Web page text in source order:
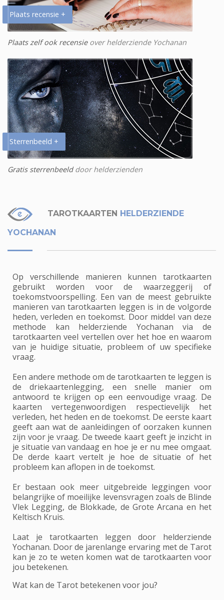
Plaats recensie +
Plaats zelf ook recensieover helderziende Yochanan
Sterrenbeeld +
Gratis sterrenbeelddoor helderzienden
TAROTKAARTEN HELDERZIENDE
YOCHANAN
Op verschillende manieren kunnen tarotkaarten
gebruikt worden voor de waarzeggerij of
toekomstvoorspelling. Een van de meest gebruikte
manieren van tarotkaarten leggen is in de volgorde
heden, verleden en toekomst. Door middel van deze
methode kan helderziende Yochanan via de
tarotkaarten veel vertellen over het hoe en waarom
van je huidige situatie, probleem of uw specifieke
vraag.
Een andere methode om de tarotkaarten te leggen is
de driekaartenlegging, een snelle manier om
antwoord te krijgen op een eenvoudige vraag. De
kaarten vertegenwoordigen respectievelijk het
verleden, het heden en de toekomst. De eerste kaart
geeft aan wat de aanleidingen of oorzaken kunnen
zijn voor je vraag. De tweede kaart geeft je inzicht in
je situatie van vandaag en hoe je er nu mee omgaat.
De derde kaart vertelt je hoe de situatie of het
probleem kan aflopen in de toekomst.
Er bestaan ook meer uitgebreide leggingen voor
belangrijke of moeilijke levensvragen zoals de Blinde
Vlek Legging, de Blokkade, de Grote Arcana en het
Keltisch Kruis.
Laat je tarotkaarten leggen door helderziende
Yochanan. Door de jarenlange ervaring met de Tarot
kan je zo te weten komen wat de tarotkaarten voor
jou betekenen.
Wat kan de Tarot betekenen voor jou?